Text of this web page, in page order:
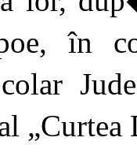
în
„Curtea